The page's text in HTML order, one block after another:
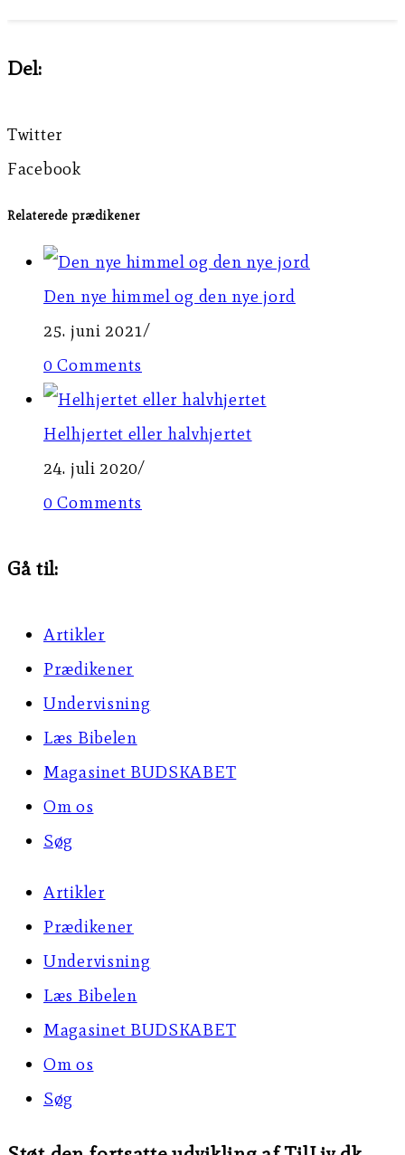
Del:
Twitter
Facebook
Relaterede prædikener
Den nye himmel og den nye jord
25. juni 2021/
0 Comments
Helhjertet eller halvhjertet
24. juli 2020/
0 Comments
Gå til:
Artikler
Prædikener
Undervisning
Læs Bibelen
Magasinet BUDSKABET
Om os
Søg
Artikler
Prædikener
Undervisning
Læs Bibelen
Magasinet BUDSKABET
Om os
Søg